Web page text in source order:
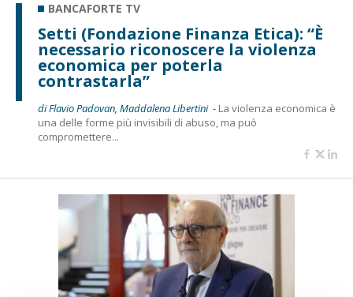
BANCAFORTE TV
Setti (Fondazione Finanza Etica): “È
necessario riconoscere la violenza
economica per poterla
contrastarla”
di Flavio Padovan, Maddalena Libertini - La violenza economica è
una delle forme più invisibili di abuso, ma può
compromettere...